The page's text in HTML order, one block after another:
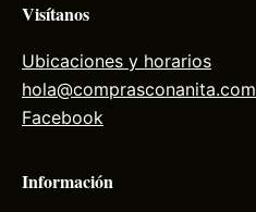
Visítanos
Ubicaciones y horarios
hola@comprasconanita.com
Facebook
Información